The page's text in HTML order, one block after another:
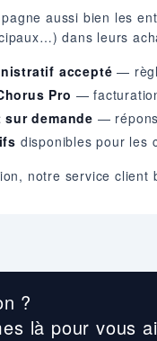
aussi bien les
dans leurs
accepté —
Pro —
demande —
disponibles pour les
notre service
?
là pour vous